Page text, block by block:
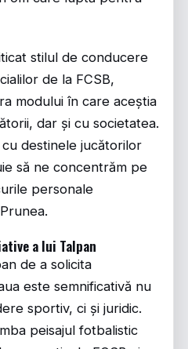
stilul de conducere
de la FCSB,
modului în care aceștia
dar și cu societatea.
destinele jucătorilor
să ne concentrăm pe
personale
a lui Talpan
de a solicita
este semnificativă nu
sportiv, ci și juridic.
peisajul fotbalistic